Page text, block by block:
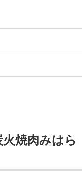
焼肉みはら